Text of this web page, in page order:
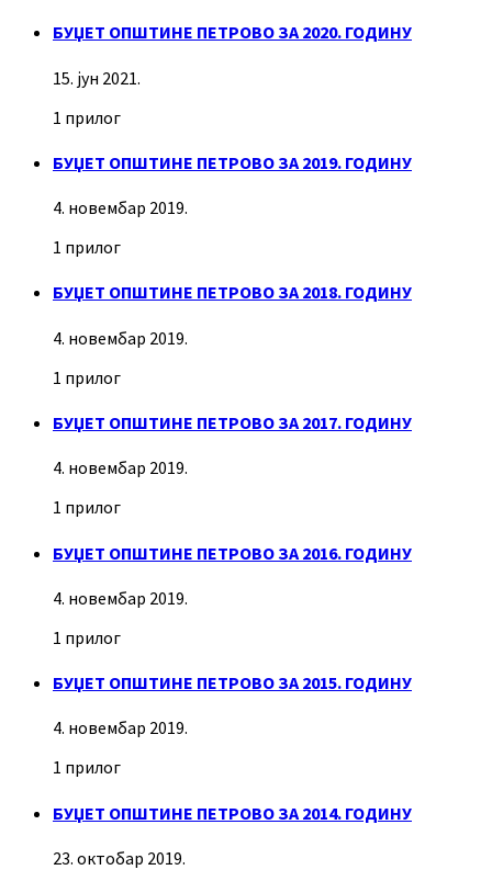
БУЏЕТ ОПШТИНЕ ПЕТРОВО ЗА 2020. ГОДИНУ
15. јун 2021.
1 прилог
БУЏЕТ ОПШТИНЕ ПЕТРОВО ЗА 2019. ГОДИНУ
4. новембар 2019.
1 прилог
БУЏЕТ ОПШТИНЕ ПЕТРОВО ЗА 2018. ГОДИНУ
4. новембар 2019.
1 прилог
БУЏЕТ ОПШТИНЕ ПЕТРОВО ЗА 2017. ГОДИНУ
4. новембар 2019.
1 прилог
БУЏЕТ ОПШТИНЕ ПЕТРОВО ЗА 2016. ГОДИНУ
4. новембар 2019.
1 прилог
БУЏЕТ ОПШТИНЕ ПЕТРОВО ЗА 2015. ГОДИНУ
4. новембар 2019.
1 прилог
БУЏЕТ ОПШТИНЕ ПЕТРОВО ЗА 2014. ГОДИНУ
23. октобар 2019.